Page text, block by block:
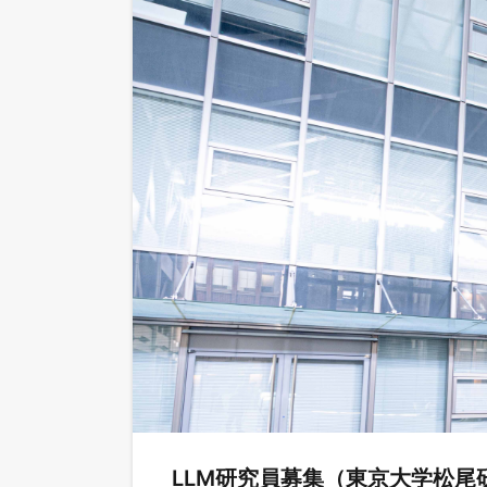
LLM研究員募集（東京大学松尾